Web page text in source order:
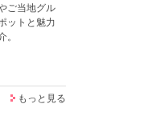
ご当地グル
ットと魅力
。
もっと見る